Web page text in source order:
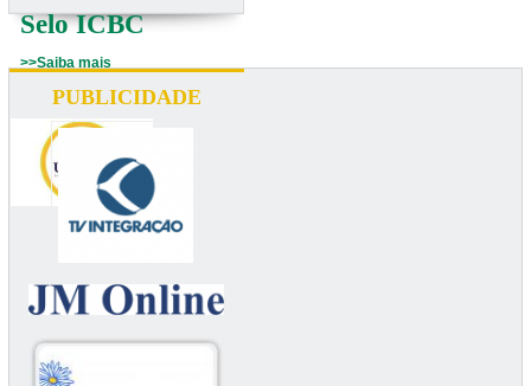
Selo ICBC
>>Saiba mais
UNIUBE
PUBLICIDADE